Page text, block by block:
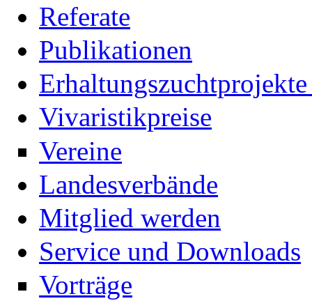
Referate
Publikationen
Vivaristikpreise
Vereine
Landesverbände
Mitglied werden
Service und Downloads
Vorträge